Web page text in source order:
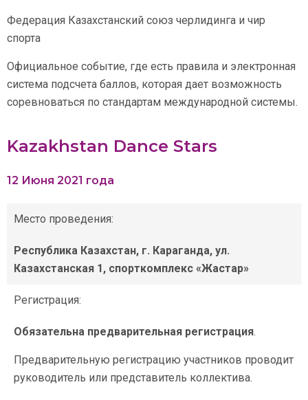
Федерация Казахстанский союз черлидинга и чир
спорта
Официальное событие, где есть правила и электронная
система подсчета баллов, которая дает возможность
соревноваться по стандартам международной системы.
Kazakhstan Dance Stars
12 Июня 2021 года
Место проведения:
Республика Казахстан, г. Караганда, ул.
Казахстанская 1, спорткомплекс «Жастар»
Регистрация:
Обязательна предварительная регистрация.
Предварительную регистрацию участников проводит
руководитель или представитель коллектива.